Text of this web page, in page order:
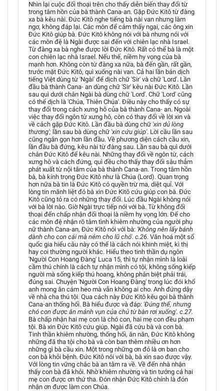
Nhìn lại cuộc đối thoại trên cho thấy diễn biến thay đổi từ
trong tâm hồn của bà thành Cana-an. Gặp Đức Kitô từ đàng
xa bà kêu nài. Đức Kitô nghe tiếng bà nài van nhưng làm
ngơ, không đáp lại. Các môn để cảm thấy ngại, các ông xin
Đức Kitô giúp bà. Đức Kitô không nói với bà nhưng nói với
các môn đệ là Ngài được sai đến với chiên lạc nhà Israel.
Từ đàng xa bà nghe được lời Đức Kitô. Rất có thể bà là một
con chiên lạc nhà Israel. Nếu thế, niềm hy vọng của bà
mạnh hơn. Không còn từ đàng xa nữa, bà đến gần, rất gần,
trước mặt Đức Kitô, quì xuống nài van. Cả hai lần bản dịch
tiếng Việt dùng từ 'Ngài' để dịch chữ 'Sir' và chữ 'Lord'. Lần
đầu bà thành Cana- an dùng chữ 'Sir' kêu nài Đức Kitô. Lần
sau quì dưới chân Ngài bà dùng chữ 'Lord'. Chữ 'Lord' cũng
có thể dịch là 'Chúa, Thiên Chúa'. Điều này cho thấy có sự
thay đổi trong cách xưng hô của bà thành Cana- an. Ngoài
việc thay đổi ngôn từ xưng hô, còn có thay đổi về lời xin và
về cách gặp Đức Kitô. Lần đầu bà dùng chữ 'xin dủ lòng
thương'; lần sau bà dùng chữ 'xin cứu giúp'. Lời cầu lần sau
cũng ngắn gọn hơn lần đầu. Về phương diện cách cầu xin,
lần đầu bà đứng, kêu nài từ đàng sau. Lần sau bà quì dưới
chân Đức Kitô để kêu nài. Những thay đổi về ngôn từ, cách
xưng hô và cách đứng, quì đều cho thấy thay đổi sâu thẳm
phát xuất từ nội tâm của bà thành Cana-an. Trong tâm hồn
bà, bà kính trọng Đức Kitô như là Chúa (Lord). Quan trọng
hơn nữa bà tin là Đức Kitô có quyền trừ ma, diệt quỉ. Với
lòng tin mãnh liệt đó bà xin Đức Kitô cứu giúp con bà. Đức
Kitô cũng tỏ ra có những thay đổi. Lúc đầu Ngài không nói
với bà lời nào. Giờ Ngài trực tiếp nói với bà. Từ không đối
thoại đến chấp nhận đối thoại là niềm hy vọng lớn. Để cho
các môn đệ nhận rõ tâm tình khiêm nhường của người phụ
nữ thành Cana-an, Đức Kitô nói với bà: 'Không nên lấy bánh
dành cho con cái mà ném cho lũ chó'. c.26. Văn hoá một số
quốc gia hiểu câu này có thể là cách nói khinh miệt, kì thị
hay coi thường người khác. Hiểu theo tinh thần dụ ngôn
'Người Con Hoang Đàng' Luca 15, thì tự nhận mình là loài
cầm thú chính là cách tự nhận mình có tội, không sống kiếp
người mà sống kiếp thú hoang, không phân biệt phải trái,
đúng sai. Chuyện 'Người Con Hoang Đàng' trong lúc đói khổ
anh mong ăn cám heo mà vẫn không ai cho. Anh đứng dậy
về nhà cha thú tội. Qua cách này Đức Kitô kêu gọi bà thành
Cana-an thống hối. Bà hiểu được và đáp: 'Đúng thế, nhưng
chó con được ăn mảnh vụn của chủ từ bàn rơi xuống'. c.27.
Bà chấp nhận hai mẹ con là chó con, hai mẹ con đều phạm
tội. Bà xin Đức Kitô cứu giúp. Ngài đã cứu bà và con bà.
Tinh thần khiêm nhường, thống hối, ăn năn, Đức Kitô không
những đã tha tội cho bà và còn ban thêm nhiều ơn hơn
những gì bà cầu xin. Một trong những ơn đó là ơn ban cho
con bà khỏi bệnh. Đức Kitô nói với bà, bà xin sao được vậy.
Với lòng tin vững chắc bà an tâm ra về. Về đến nhà nhận
thấy con bà đã khỏi. Nhờ khiêm nhường và tin tưởng cả hai
mẹ con được ơn thứ tha. Đón nhận Đức Kitô chính là đón
nhận ơn được làm con Chúa.